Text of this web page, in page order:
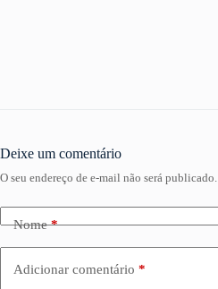
Deixe um comentário
O seu endereço de e-mail não será publicado.
Nome*
Adicionar comentário *